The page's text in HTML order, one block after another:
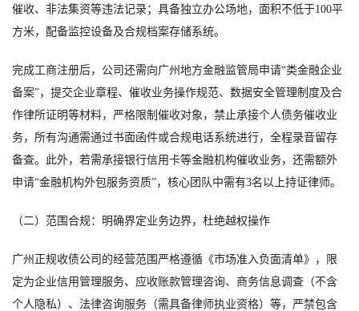
催收、非法集资等违法记录；具备独立办公场地，面积不低于100平
方米，配备监控设备及合规档案存储系统。
完成工商注册后，公司还需向广州地方金融监管局申请“类金融企业
备案”，提交企业章程、催收业务操作规范、数据安全管理制度及合
作律所证明等材料，严格限制催收对象，禁止承接个人债务催收业
务，所有沟通需通过书面函件或合规电话系统进行，全程录音留存
备查。此外，若需承接银行信用卡等金融机构催收业务，还需额外
申请“金融机构外包服务资质”，核心团队中需有3名以上持证律师。
（二）范围合规：明确界定业务边界，杜绝越权操作
广州正规收债公司的经营范围严格遵循《市场准入负面清单》，限
定为企业信用管理服务、应收账款管理咨询、商务信息调查（不含
个人隐私）、法律咨询服务（需具备律师执业资格）等，严禁包含